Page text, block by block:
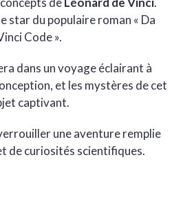
star du populaire roman « Da
Code ».
dans un voyage éclairant à
et les mystères de cet
captivant.
une aventure remplie
de curiosités scientifiques.